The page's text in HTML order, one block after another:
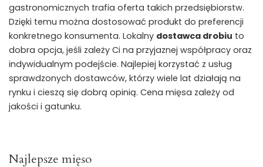
gastronomicznych trafia oferta takich przedsiębiorstw.
Dzięki temu można dostosować produkt do preferencji
konkretnego konsumenta. Lokalny dostawca drobiu to
dobra opcja, jeśli zależy Ci na przyjaznej współpracy oraz
indywidualnym podejście. Najlepiej korzystać z usług
sprawdzonych dostawców, którzy wiele lat działają na
rynku i cieszą się dobrą opinią. Cena mięsa zależy od
jakości i gatunku.
Najlepsze mięso